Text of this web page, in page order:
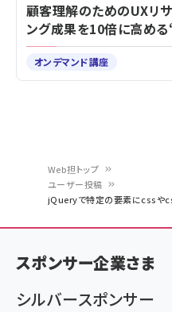
ン
く
ず
Web担トップ
ユーザー投稿
jQueryで特定の要素にcssや
顧客理解のためのUXリ
ング成果を10倍に高め
オンデマンド講座
スポンサー企業さま
シルバースポンサー